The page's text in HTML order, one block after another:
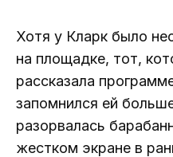
Хотя у Кларк было
на площадке, тот,
рассказала
запомнился ей
разорвалась
жестком экране в